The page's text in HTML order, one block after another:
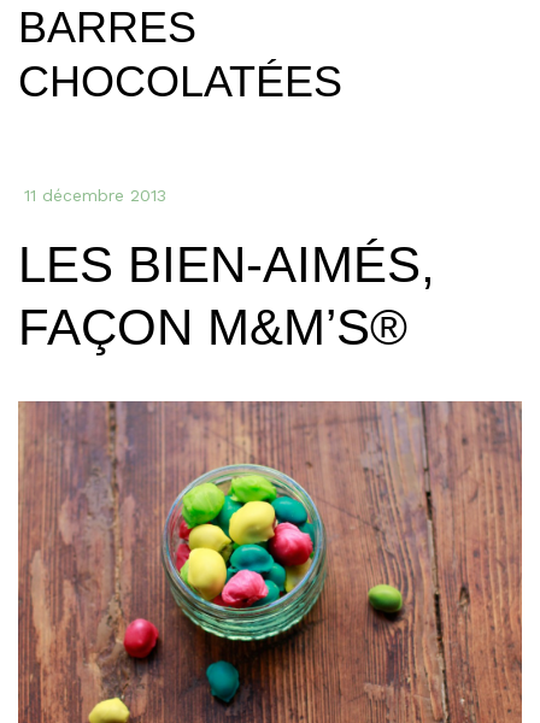
BARRES
CHOCOLATÉES
11 décembre 2013
LES BIEN-AIMÉS,
FAÇON M&M’S®